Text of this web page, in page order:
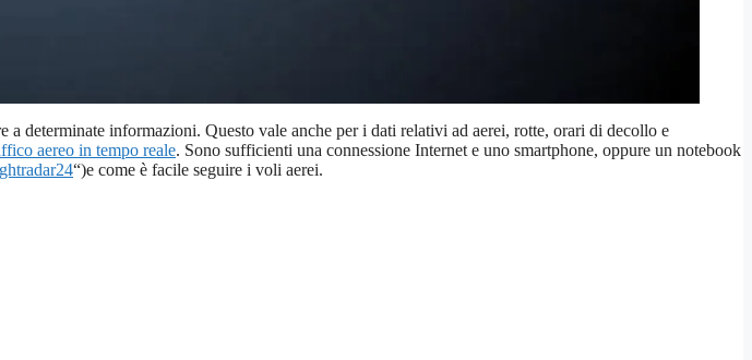
a determinate informazioni. Questo vale anche per i dati relativi ad aerei, rotte, orari di decollo e
aereo in tempo reale. Sono sufficienti una connessione Internet e uno smartphone, oppure un notebook
“)e come è facile seguire i voli aerei.